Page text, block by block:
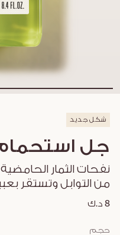
شكل جديد
جل استحمام
نفحات الثمار
من التوابل وتستقر
8 د.ك
حجم